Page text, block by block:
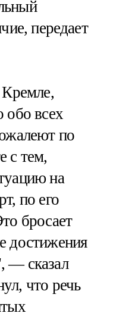
передает
Кремле,
обо всех
по
с тем,
на
по его
бросает
достижения
— сказал
что речь